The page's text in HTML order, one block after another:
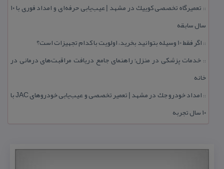
::
تعمیرگاه تخصصی كوییك در مشهد | عیب‌یابی حرفه‌ای و امداد فوری با ۱۰
سال سابقه
:: اگر فقط 10 وسیله بتوانید بخرید، اولویت با كدام تجهیزات است؟
:: خدمات پزشكی در منزل؛ راهنمای جامع دریافت مراقبت‌های درمانی در
خانه
::
امداد خودرو جك در مشهد | تعمیر تخصصی و عیب‌یابی خودروهای JAC با
۱۰ سال تجربه